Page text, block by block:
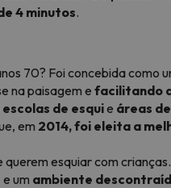
4 minutos.
70? Foi concebida como
na paisagem e facilitando
de esquie áreas
em 2014, foi eleita a
esquiar com
e um ambiente